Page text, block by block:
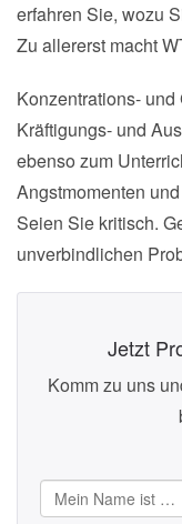
erfahren Sie, wozu
Zu allererst macht
Konzentrations-
Kräftigungs- und
ebenso zum
Angstmomenten
Seien Sie kritisch.
unverbindlichen
Jetzt
Komm zu uns